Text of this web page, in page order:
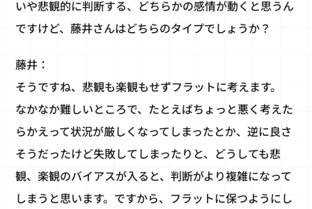
いや悲観的に判断する、どちらかの感情が動くと思うん
ですけど、藤井さんはどちらのタイプでしょうか？
藤井：
そうですね、悲観も楽観もせずフラットに考えます。
なかなか難しいところで、たとえばちょっと悪く考えた
らかえって状況が厳しくなってしまったとか、逆に良さ
そうだったけど失敗してしまったりと、どうしても悲
観、楽観のバイアスが入ると、判断がより複雑になって
しまうと思います。ですから、フラットに保つようにし